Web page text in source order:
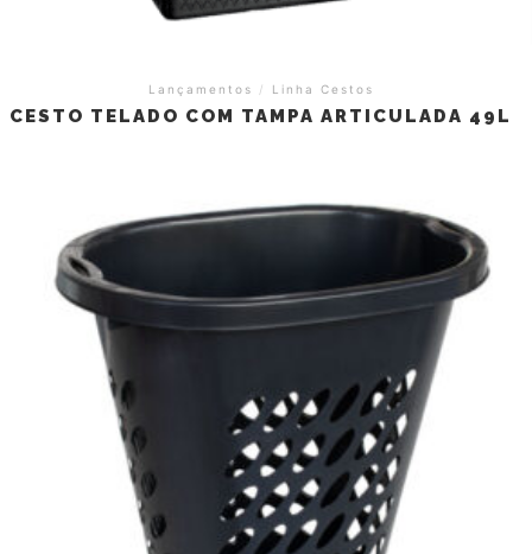
Lançamentos / Linha Cestos
CESTO TELADO COM TAMPA ARTICULADA 49L